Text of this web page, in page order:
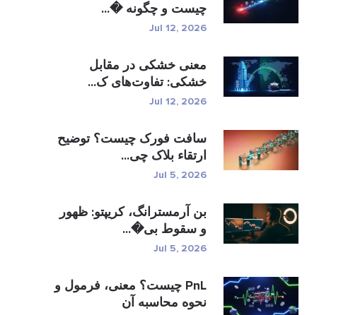
چیست و چگونه �...
Jul 12, 2026
معنی خشکی در مقابل
خشکی: تفاوت‌های ک...
Jul 12, 2026
سافت فورک چیست؟ توضیح
ارتقاء بلاک چی...
Jul 5, 2026
بن آرمسترانگ، کریپتو: ظهور
و سقوط بی�...
Jul 5, 2026
PnL چیست؟ معنی، فرمول و
نحوه محاسبه آن